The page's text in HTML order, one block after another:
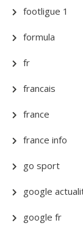
footligue 1
formula
fr
francais
france
france info
go sport
google
google fr